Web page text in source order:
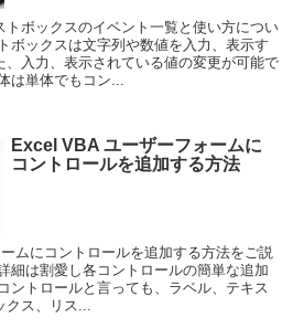
トボックスのイベント一覧と使い方につい
ボックスは文字列や数値を入力、表示す
、入力、表示されている値の変更が可能で
は単体でもコン...
Excel VBA ユーザーフォームに
コントロールを追加する方法
ムにコントロールを追加する方法をご説
細は割愛し各コントロールの簡単な追加
ントロールと言っても、ラベル、テキス
クス、リス...